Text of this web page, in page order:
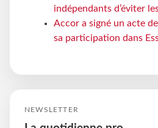
indépendants d’éviter
Accor a signé un acte
sa participation dans
NEWSLETTER